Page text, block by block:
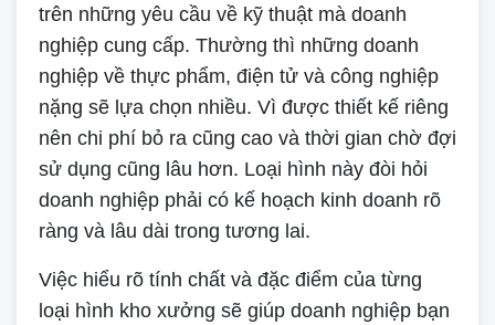
trên những yêu cầu về kỹ thuật mà doanh
nghiệp cung cấp. Thường thì những doanh
nghiệp về thực phẩm, điện tử và công nghiệp
nặng sẽ lựa chọn nhiều. Vì được thiết kế riêng
nên chi phí bỏ ra cũng cao và thời gian chờ đợi
sử dụng cũng lâu hơn. Loại hình này đòi hỏi
doanh nghiệp phải có kế hoạch kinh doanh rõ
ràng và lâu dài trong tương lai.
Việc hiểu rõ tính chất và đặc điểm của từng
loại hình kho xưởng sẽ giúp doanh nghiệp bạn